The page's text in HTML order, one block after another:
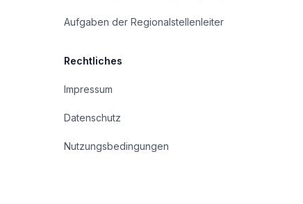
Aufgaben der Regionalstellenleiter
Rechtliches
Impressum
Datenschutz
Nutzungsbedingungen